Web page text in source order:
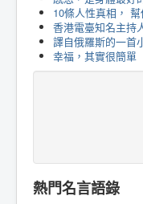
10條人性真相， 幫
香港電臺知名主持
譯自俄羅斯的一首
幸福，其實很簡單
熱門名言語錄